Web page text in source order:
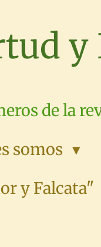
y
de la
somos
y Falcata"